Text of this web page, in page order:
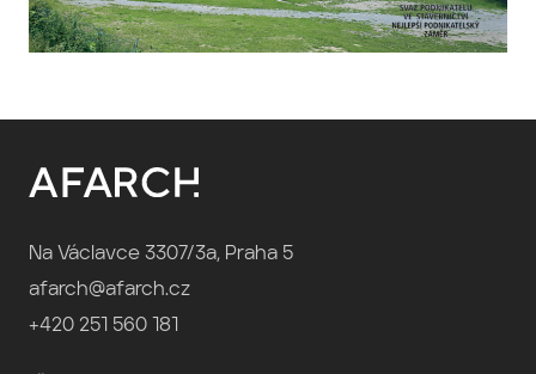
Na Václavce 3307/3a, Praha 5
afarch@afarch.cz
+420 251 560 181